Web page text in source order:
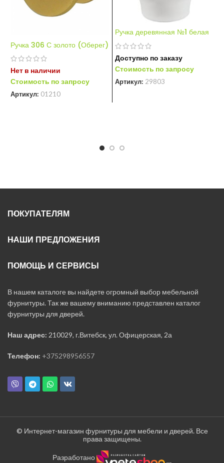
Ручка 306 С золото (Оберег)
Нет в наличии
Стоимость по запросу
Артикул: 01210
Ручка деревянная №1 белая
Доступно по заказу
Стоимость по запросу
Артикул: 29803
ПОКУПАТЕЛЯМ
НАШИ ПРЕДЛОЖЕНИЯ
ПОМОЩЬ И СЕРВИСЫ
В нашем каталоге вы найдете огромный выбор мебельной
фурнитуры. Так же вашему вниманию представлен каталог
фурнитуры для дверей.
Наш адрес: 210029, г.Витебск, ул. Офицерская, 2а
Телефон: +375298956557
© Интернет-магазин фурнитуры для мебели и дверей. Все
права защищены.
Разработано